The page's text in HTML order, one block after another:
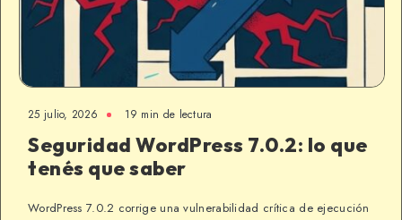
25 julio, 2026 19 min de lectura
Seguridad WordPress 7.0.2: lo que
tenés que saber
WordPress 7.0.2 corrige una vulnerabilidad crítica de ejecución